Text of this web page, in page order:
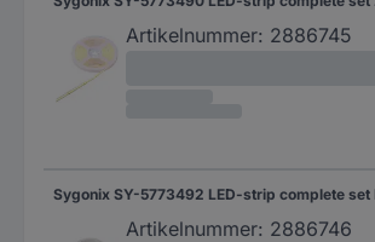
Artikelnummer: 2886745
Artikelnummer: 2886746